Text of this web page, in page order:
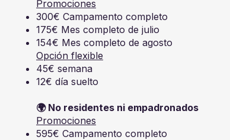
Promociones
300€ Campamento completo
175€ Mes completo de julio
154€ Mes completo de agosto
Opción flexible
45€ semana
12€ día suelto
🌍 No residentes ni empadronados
Promociones
595€ Campamento completo